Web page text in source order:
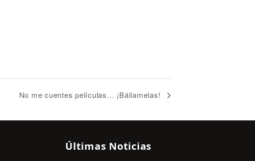
No me cuentes películas… ¡Báilamelas!
Últimas Noticias